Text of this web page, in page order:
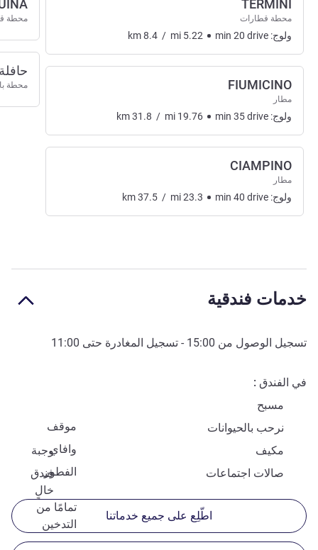
TERMINI
محطة قطارات
ولوج: km8.4 / mi 5.22 min 20 drive
FIUMICINO
مطار
ولوج: km31.8 / mi 19.76 min 35drive
CIAMPINO
مطار
ولوج: km37.5 / mi23.3 min 40 drive
محطة
حافلة 990، بيفي دي
محطة
خدمات فندقية
تسجيل الوصول من 15:00 - تسجيل المغادرة حتى 11:00
في الفندق
مسبح
موقف
نرحب بالحيوانات
وافاي
مكيف
وجبة
الفطور
صالات اجتماعات
فندق
خالٍ
تمامًا من
التدخين
اطّلِع على جميع خدماتنا